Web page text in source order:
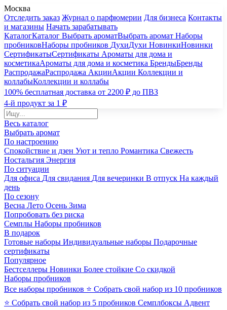
Москва
Отследить заказ Журнал о парфюмерии Для бизнеса Контакты
и магазины Начать зарабатывать
КаталогКаталог Выбрать ароматВыбрать аромат Наборы
пробниковНаборы пробников ДухиДухи НовинкиНовинки
СертификатыСертификаты Ароматы для дома и
косметикаАроматы для дома и косметика БрендыБренды
РаспродажаРаспродажа АкцииАкции Коллекции и
коллабыКоллекции и коллабы
100% бесплатная доставка от 2200 ₽ до ПВЗ
4-й продукт за 1 ₽
Весь каталог
Выбрать аромат
По настроению
Спокойствие и дзен Уют и тепло Романтика Свежесть
Ностальгия Энергия
По ситуации
Для офиса Для свидания Для вечеринки В отпуск На каждый
день
По сезону
Весна Лето Осень Зима
Попробовать без риска
Семплы Наборы пробников
В подарок
Готовые наборы Индивидуальные наборы Подарочные
сертификаты
Популярное
Бестселлеры Новинки Более стойкие Со скидкой
Наборы пробников
Все наборы пробников ⭐ Собрать свой набор из 10 пробников
⭐ Собрать свой набор из 5 пробников Семплбоксы Адвент